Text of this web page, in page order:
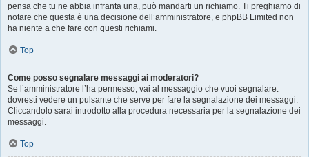
pensa che tu ne abbia infranta una, può mandarti un richiamo. Ti preghiamo di
notare che questa è una decisione dell’amministratore, e phpBB Limited non
ha niente a che fare con questi richiami.
Top
Come posso segnalare messaggi ai moderatori?
Se l’amministratore l’ha permesso, vai al messaggio che vuoi segnalare:
dovresti vedere un pulsante che serve per fare la segnalazione dei messaggi.
Cliccandolo sarai introdotto alla procedura necessaria per la segnalazione dei
messaggi.
Top